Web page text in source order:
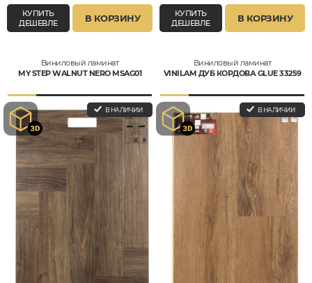
КУПИТЬ
ДЕШЕВЛЕ
В КОРЗИНУ
КУПИТЬ
ДЕШЕВЛЕ
В КОРЗИНУ
Виниловый ламинат
MY STEP WALNUT NERO MSAG01
В НАЛИЧИИ
Виниловый ламинат
VINILAM ДУБ КОРДОВА GLUE 33259
В НАЛИЧИИ